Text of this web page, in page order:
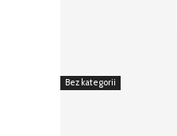
Bez kategorii